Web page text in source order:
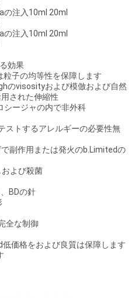
効果
粒子の均等性を保障します
のvisosityおよび模倣および自然
された伸縮性
シージャの内で非外科
ストするアレルギーの必要性無
副作用または発火のb.Limitedの
よび殺菌
BDの針
全な制御
価格をおよび良質は保障します